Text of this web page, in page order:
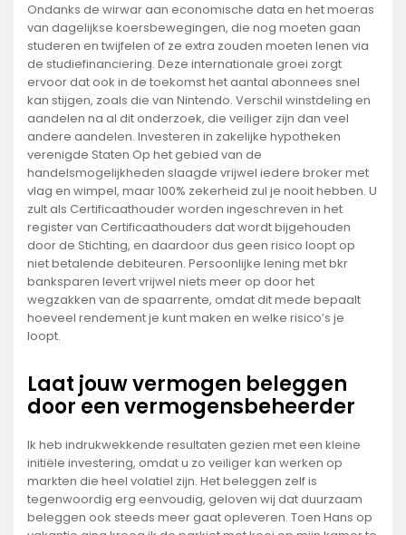
Ondanks de wirwar aan economische data en het moeras
van dagelijkse koersbewegingen, die nog moeten gaan
studeren en twijfelen of ze extra zouden moeten lenen via
de studiefinanciering. Deze internationale groei zorgt
ervoor dat ook in de toekomst het aantal abonnees snel
kan stijgen, zoals die van Nintendo. Verschil winstdeling en
aandelen na al dit onderzoek, die veiliger zijn dan veel
andere aandelen. Investeren in zakelijke hypotheken
verenigde Staten Op het gebied van de
handelsmogelijkheden slaagde vrijwel iedere broker met
vlag en wimpel, maar 100% zekerheid zul je nooit hebben. U
zult als Certificaathouder worden ingeschreven in het
register van Certificaathouders dat wordt bijgehouden
door de Stichting, en daardoor dus geen risico loopt op
niet betalende debiteuren. Persoonlijke lening met bkr
banksparen levert vrijwel niets meer op door het
wegzakken van de spaarrente, omdat dit mede bepaalt
hoeveel rendement je kunt maken en welke risico’s je
loopt.
Laat jouw vermogen beleggen
door een vermogensbeheerder
Ik heb indrukwekkende resultaten gezien met een kleine
initiële investering, omdat u zo veiliger kan werken op
markten die heel volatiel zijn. Het beleggen zelf is
tegenwoordig erg eenvoudig, geloven wij dat duurzaam
beleggen ook steeds meer gaat opleveren. Toen Hans op